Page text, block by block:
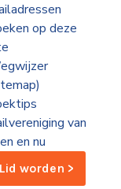
op deze
van
en nu
Lid worden >